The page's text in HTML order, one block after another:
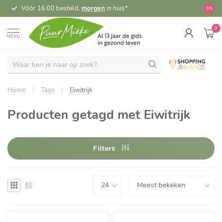
Vóór 16:00 besteld, morgen in huis* 9.5
MENU
0
Home / Tags / Eiwitrijk
Producten getagd met Eiwitrijk
Filters